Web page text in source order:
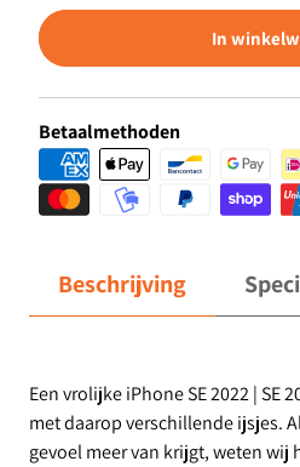
In
Betaalmethoden
Beschrijving
Een vrolijke iPhone SE 2022 | SE
met daarop verschillende ijsjes.
gevoel meer van krijgt, weten wij